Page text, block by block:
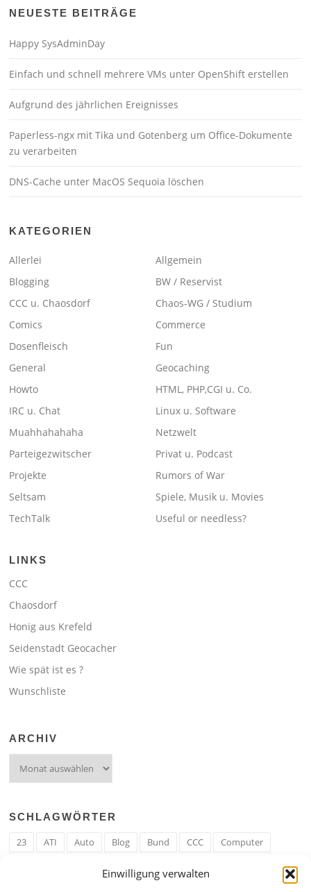
Einwilligung verwalten
NEUESTE BEITRÄGE
Happy SysAdminDay
Einfach und schnell mehrere VMs unter OpenShift erstellen
Aufgrund des jährlichen Ereignisses
Paperless-ngx mit Tika und Gotenberg um Office-Dokumente
zu verarbeiten
DNS-Cache unter MacOS Sequoia löschen
KATEGORIEN
Allerlei
Allgemein
Blogging
BW / Reservist
CCC u. Chaosdorf
Chaos-WG / Studium
Comics
Commerce
Dosenfleisch
Fun
General
Geocaching
Howto
HTML, PHP,CGI u. Co.
IRC u. Chat
Linux u. Software
Muahhahahaha
Netzwelt
Parteigezwitscher
Privat u. Podcast
Projekte
Rumors of War
Seltsam
Spiele, Musik u. Movies
TechTalk
Useful or needless?
LINKS
CCC
Chaosdorf
Honig aus Krefeld
Seidenstadt Geocacher
Wie spät ist es ?
Wunschliste
ARCHIV
SCHLAGWÖRTER
23 ATI Auto Blog Bund CCC
Computer
Erwerbsregeln